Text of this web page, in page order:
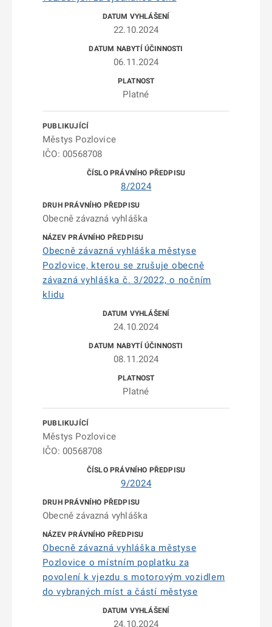
22.10.2024
06.11.2024
Platné
Městys Pozlovice
IČO: 00568708
8/2024
Obecně závazná vyhláška
Obecně závazná vyhláška městyse
Pozlovice, kterou se zrušuje obecně
závazná vyhláška č. 3/2022, o nočním
klidu
24.10.2024
08.11.2024
Platné
Městys Pozlovice
IČO: 00568708
9/2024
Obecně závazná vyhláška
Obecně závazná vyhláška městyse
Pozlovice o místním poplatku za
povolení k vjezdu s motorovým vozidlem
do vybraných míst a částí městyse
24.10.2024